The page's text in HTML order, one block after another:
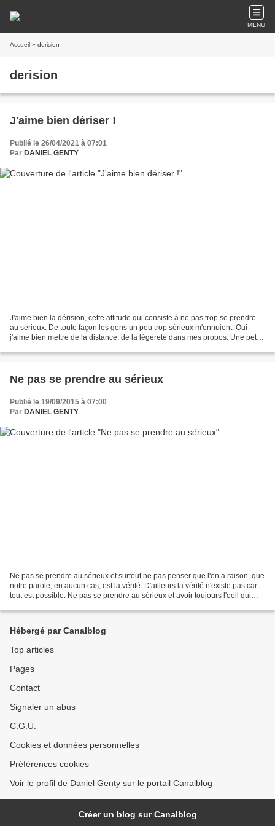
MENU
Accueil » derision
derision
J'aime bien dériser !
Publié le 26/04/2021 à 07:01
Par DANIEL GENTY
J'aime bien la dérision, cette attitude qui consiste à ne pas trop se prendre
au sérieux. De toute façon les gens un peu trop sérieux m'ennuient. Oui
j'aime bien mettre de la distance, de la légèreté dans mes propos. Une petite
Ne pas se prendre au sérieux
Publié le 19/09/2015 à 07:00
Par DANIEL GENTY
Ne pas se prendre au sérieux et surtout ne pas penser que l'on a raison, que
notre parole, en aucun cas, est la vérité. D'ailleurs la vérité n'existe pas car
tout est possible. Ne pas se prendre au sérieux et avoir toujours l'oeil qui
Hébergé par Canalblog
Top articles
Pages
Contact
Signaler un abus
C.G.U.
Cookies et données personnelles
Préférences cookies
Voir le profil de Daniel Genty sur le portail Canalblog
Créer un blog sur Canalblog